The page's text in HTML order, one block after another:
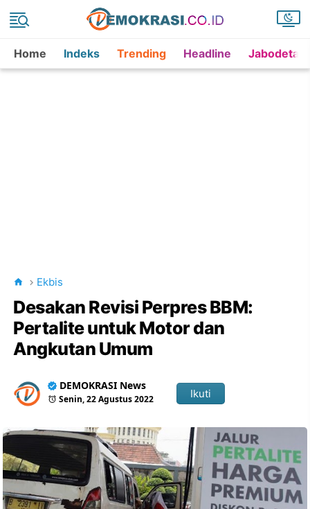
Home Indeks Trending Headline
Ekbis
Desakan Revisi Perpres BBM:
Pertalite untuk Motor dan
Angkutan Umum
DEMOKRASI News
Senin, 22 Agustus 2022 Ikuti